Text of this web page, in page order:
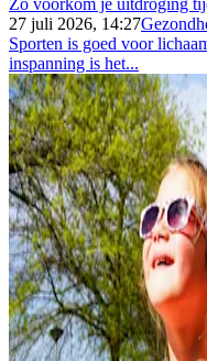
Zo voorkom je uitdroging
27 juli 2026, 14:27
Sporten is goed voor
inspanning is het...